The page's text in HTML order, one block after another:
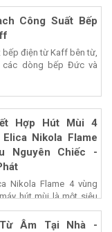
Công Suất Bếp
điện từ Kaff bên từ,
các dòng bếp Đức và
Hợp Hút Mùi 4
Nikola Flame
Nguyên Chiếc -
Nikola Flame 4 vùng
hút mùi là một siêu
Âm Tại Nhà -